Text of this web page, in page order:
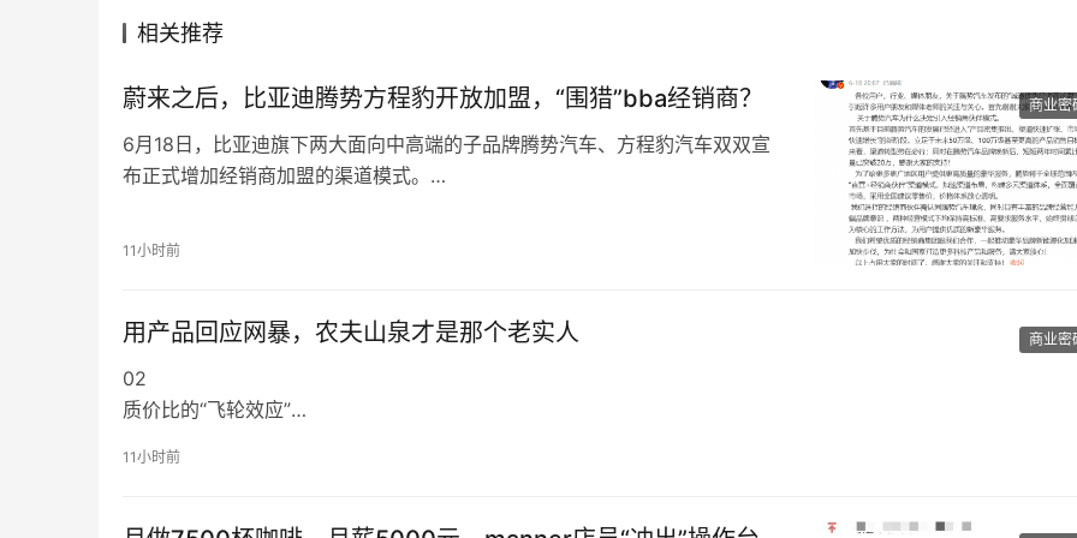
相关推荐
商业密
蔚来之后，比亚迪腾势方程豹开放加盟，“围猎”bba经销商？
6月18日，比亚迪旗下两大面向中高端的子品牌腾势汽车、方程豹汽车双双宣
布正式增加经销商加盟的渠道模式。
式，在两套销售网络中既有着比亚迪的全资直营店，也有外部经销商加盟。
则试水了与经销商合伙直营的新模式，但这些经营模式收效甚微。
11小时前
商业密
用产品回应网暴，农夫山泉才是那个老实人
02
质价比的“飞轮效应”
水则更多地让消费者意识到农夫山泉对于产品的匠心与不惜成本。
11小时前